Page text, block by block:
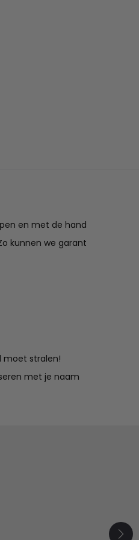
en met de hand
kunnen we garant
moet stralen!
met je naam